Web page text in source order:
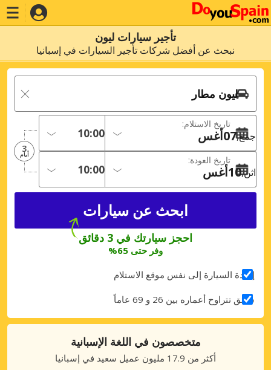
تأجير سيارات ليون
نبحث عن أفضل شركات تأجير السيارات في إسبانيا
تاريخ الاستلام:
جمع07أغس
تاريخ العودة:
اثن10أغس
3
أيام
احجز سيارتك في 3 دقائق
وفر حتى 65%
إعادة السيارة إلى نفس موقع الاستلام
سائق تتراوح أعماره بين 26 و 69 عاماً
متخصصون في اللغة الإسبانية
أكثر من 17.9 مليون عميل سعيد في إسبانيا